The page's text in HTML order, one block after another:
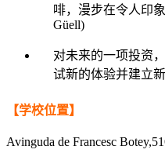
啡，漫步在令人印
Güell)
对未来的一项投资
试新的体验并建立
【学校位置】
Avinguda de Francesc